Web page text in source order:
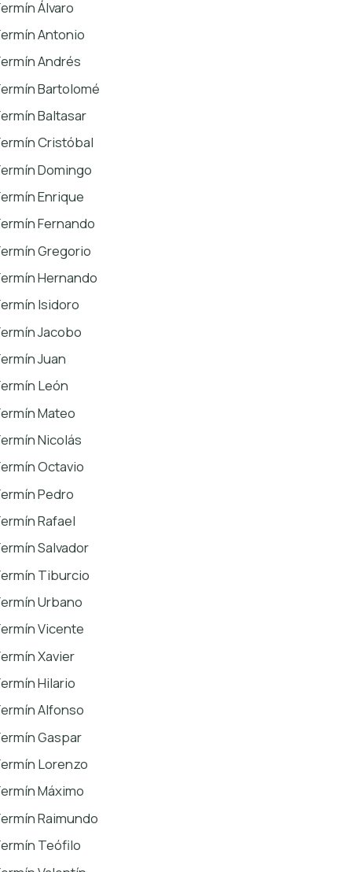
Álvaro
Antonio
Andrés
Bartolomé
Baltasar
Cristóbal
Domingo
Enrique
Fernando
Gregorio
Hernando
Isidoro
Jacobo
Juan
León
Mateo
Nicolás
Octavio
Pedro
Rafael
Salvador
Tiburcio
Urbano
Vicente
Xavier
Hilario
Alfonso
Gaspar
Lorenzo
Máximo
Raimundo
Teófilo